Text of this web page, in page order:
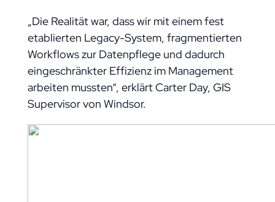
„Die Realität war, dass wir mit einem fest
etablierten Legacy-System, fragmentierten
Workflows zur Datenpflege und dadurch
eingeschränkter Effizienz im Management
arbeiten mussten“, erklärt Carter Day, GIS
Supervisor von Windsor.